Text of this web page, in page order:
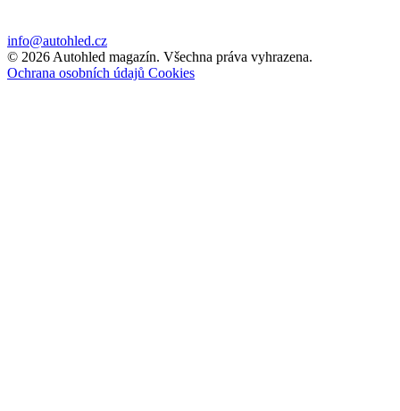
info@autohled.cz
© 2026 Autohled magazín. Všechna práva vyhrazena.
Ochrana osobních údajů Cookies